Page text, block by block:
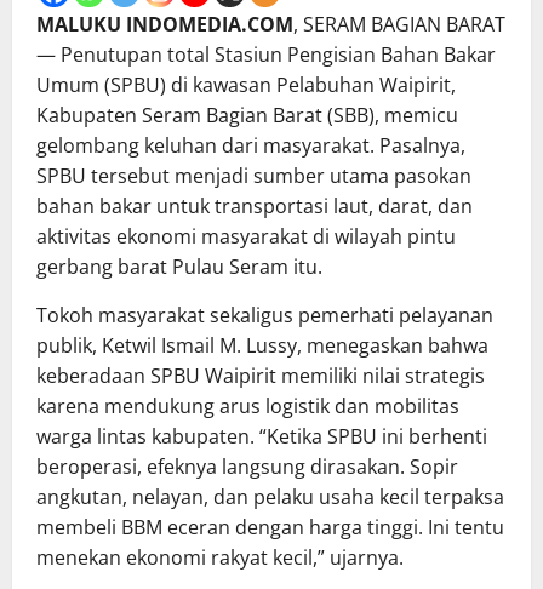
MALUKU INDOMEDIA.COM, SERAM BAGIAN BARAT
— Penutupan total Stasiun Pengisian Bahan Bakar
Umum (SPBU) di kawasan Pelabuhan Waipirit,
Kabupaten Seram Bagian Barat (SBB), memicu
gelombang keluhan dari masyarakat. Pasalnya,
SPBU tersebut menjadi sumber utama pasokan
bahan bakar untuk transportasi laut, darat, dan
aktivitas ekonomi masyarakat di wilayah pintu
gerbang barat Pulau Seram itu.
Tokoh masyarakat sekaligus pemerhati pelayanan
publik, Ketwil Ismail M. Lussy, menegaskan bahwa
keberadaan SPBU Waipirit memiliki nilai strategis
karena mendukung arus logistik dan mobilitas
warga lintas kabupaten. “Ketika SPBU ini berhenti
beroperasi, efeknya langsung dirasakan. Sopir
angkutan, nelayan, dan pelaku usaha kecil terpaksa
membeli BBM eceran dengan harga tinggi. Ini tentu
menekan ekonomi rakyat kecil,” ujarnya.